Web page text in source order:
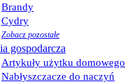
Brandy
Cydry
Zobacz pozostałe
gospodarcza
Artykuły użytku domowego
Nabłyszczacze do naczyń